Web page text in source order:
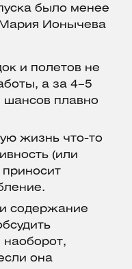
было менее
Ионычева
и полетов не
а за 4–5
шансов плавно
жизнь что-то
(или
приносит
и содержание
она